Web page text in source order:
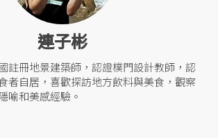
連子彬
註冊地景建築師，認證樸門設計教師，認
者自居，喜歡探訪地方飲料與美食，觀察
喻和美感經驗。